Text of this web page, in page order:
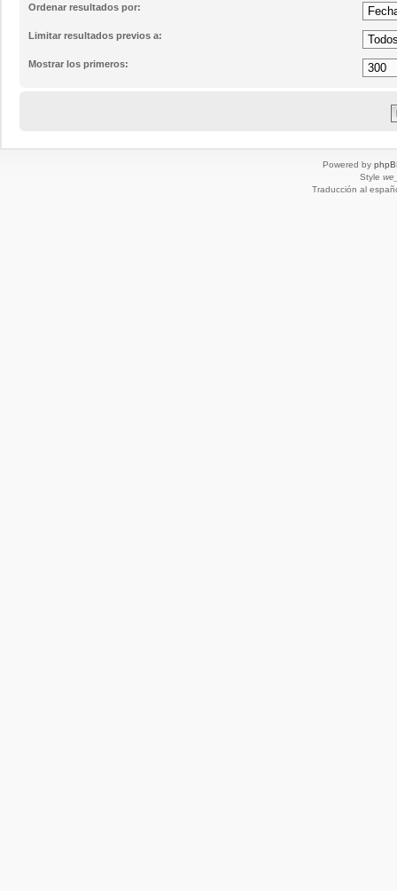
Ordenar resultados por:
Limitar resultados previos a:
Mostrar los primeros:
Powered by
Style
Traducción al